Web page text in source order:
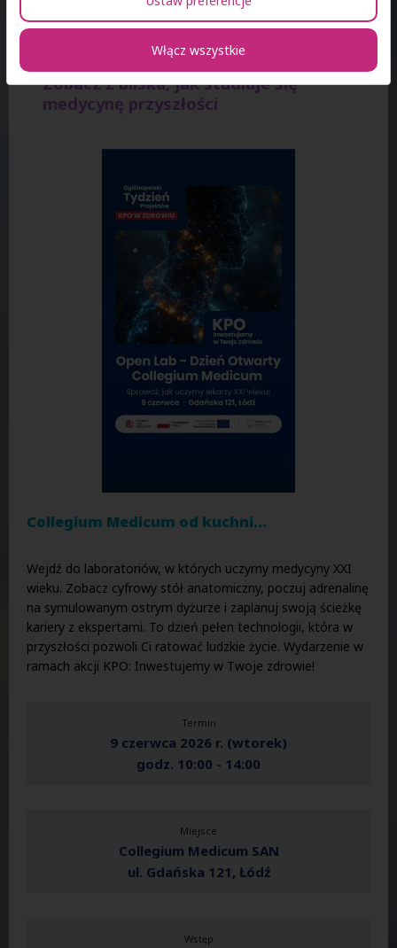
Zobacz z bliska, jak studiuje się
medycynę przyszłości
Collegium Medicum od kuchni...
Wejdź do laboratoriów, w których uczymy medycyny XXI
wieku. Zobacz cyfrowy stół anatomiczny, poczuj adrenalinę
na symulowanym ostrym dyżurze i zaplanuj swoją ścieżkę
kariery z ekspertami. To dzień pełen technologii, która w
przyszłości pozwoli Ci ratować ludzkie życie. Wydarzenie w
ramach akcji KPO: Inwestujemy w Twoje zdrowie!
Termin
9 czerwca 2026 r. (wtorek)
godz. 10:00 - 14:00
Miejsce
Collegium Medicum SAN
ul. Gdańska 121, Łódź
Wstęp
Włącz wszystkie